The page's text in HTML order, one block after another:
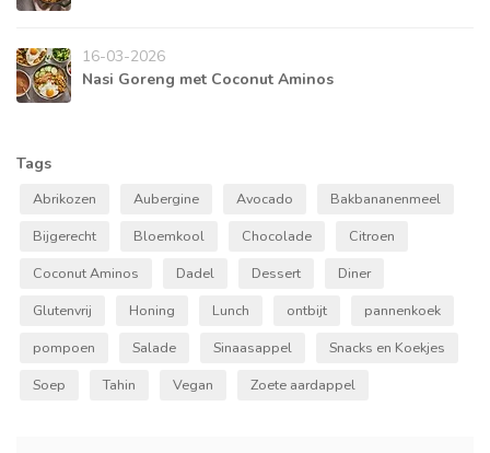
16-03-2026
Nasi Goreng met Coconut Aminos
Tags
Abrikozen Aubergine Avocado
Bakbananenmeel
Bijgerecht
Bloemkool Chocolade
Citroen
Coconut Aminos
Dadel Dessert
Diner
Glutenvrij
Honing Lunch ontbijt
pannenkoek
pompoen
Salade Sinaasappel
Snacks en Koekjes
Soep
Tahin Vegan Zoete aardappel